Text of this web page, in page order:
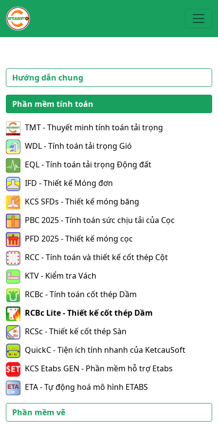
Hướng dẫn chung
Phần mềm tính toán
TMT - Thuyết minh tính toán tải trọng
WDL - Tính toán tải trọng Gió
EQL - Tính toán tải trọng Động đất
IFD - Thiết kế Móng đơn
KCS SFDs - Thiết kế móng băng
PBC 2025 - Tính toán sức chịu tải của Cọc
PFD 2025 - Thiết kế móng cọc
RCC - Tính toán và thiết kế cốt thép Cột
KTV - Kiểm tra Vách
RCBc - Tính toán cốt thép Dầm
RCBc Lite - Thiết kế cốt thép Dầm
RCSc - Thiết kế cốt thép Sàn
QuickC - Tiện ích tính nhanh của KetcauSoft
KCS Etabs GEN - Phần mềm hỗ trợ Etabs
ETA - Tự động hoá mô hình ETABS
Phần mềm vẽ